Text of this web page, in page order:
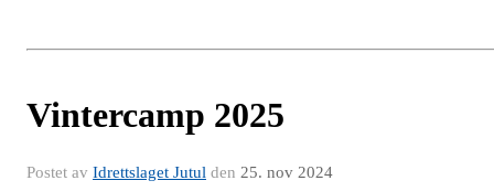
Vintercamp 2025
Postet av Idrettslaget Jutul den 25. nov 2024